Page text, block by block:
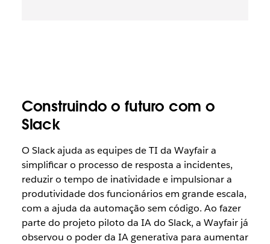
Construindo o futuro com o
Slack
O Slack ajuda as equipes de TI da Wayfair a
simplificar o processo de resposta a incidentes,
reduzir o tempo de inatividade e impulsionar a
produtividade dos funcionários em grande escala,
com a ajuda da automação sem código. Ao fazer
parte do projeto piloto da IA do Slack, a Wayfair já
observou o poder da IA generativa para aumentar